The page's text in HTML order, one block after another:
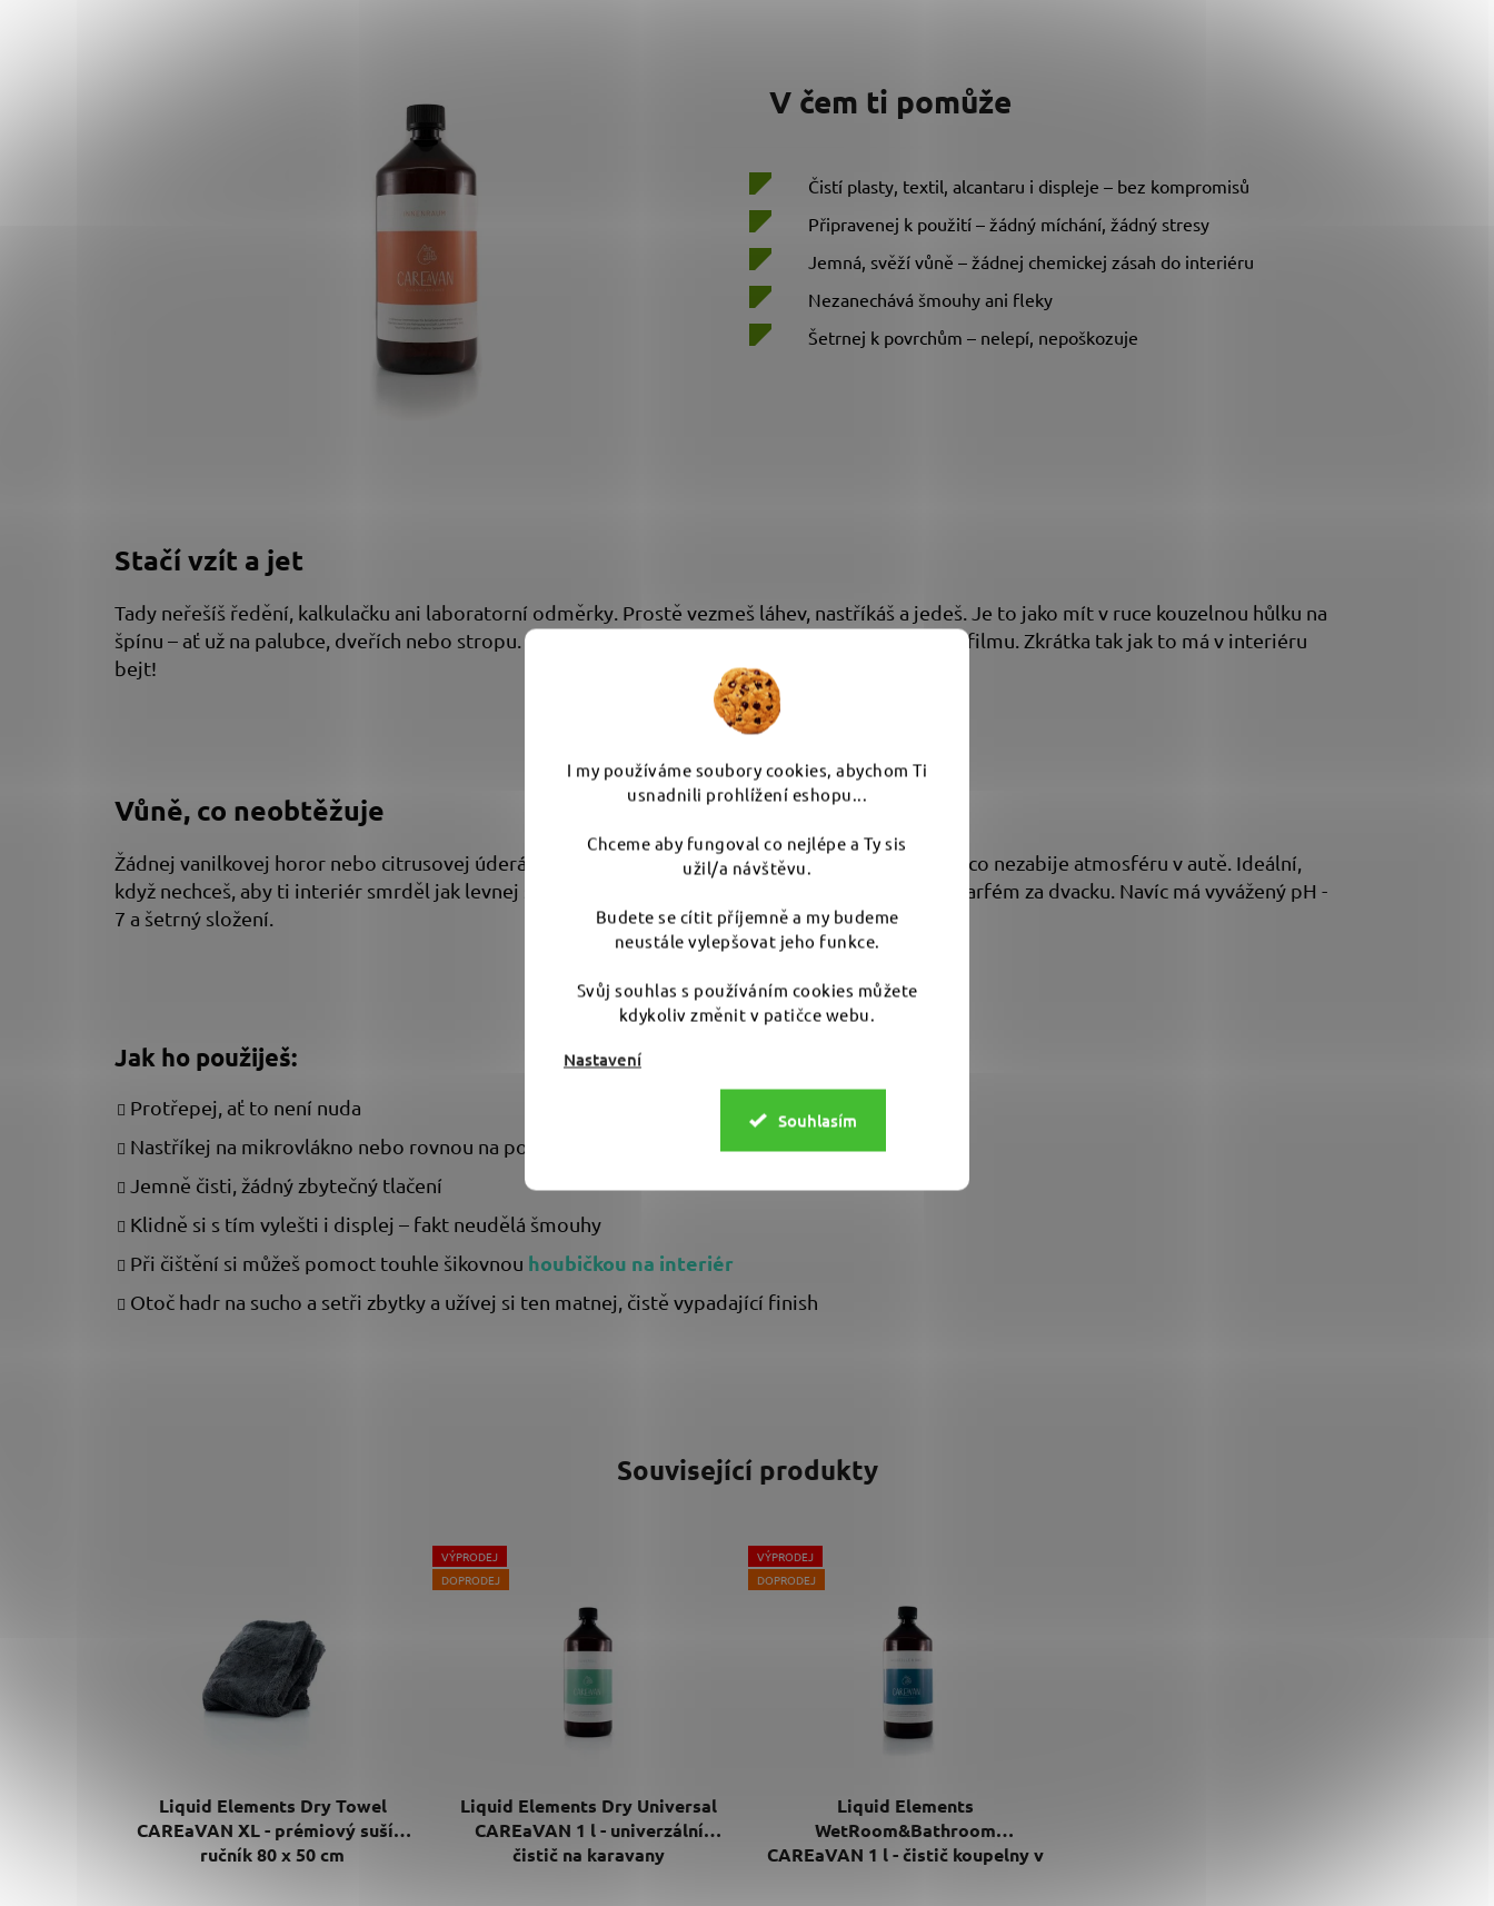
I my používáme soubory cookies, abychom Ti
usnadnili prohlížení eshopu...
Chceme aby fungoval co nejlépe a Ty sis
užil/a návštěvu.
Budete se cítit příjemně a my budeme
neustále vylepšovat jeho funkce.
Svůj souhlas s používáním cookies můžete
kdykoliv změnit v patičce webu.
Nastavení
Souhlasím
V čem ti pomůže
Čistí plasty, textil, alcantaru i displeje – bez kompromisů
Připravenej k použití – žádný míchání, žádný stresy
Jemná, svěží vůně – žádnej chemickej zásah do interiéru
Nezanechává šmouhy ani fleky
Šetrnej k povrchům – nelepí, nepoškozuje
Stačí vzít a jet
Tady neřešíš ředění, kalkulačku ani laboratorní odměrky. Prostě vezmeš láhev, nastříkáš a jedeš. Je to jako mít v ruce kouzelnou hůlku na
špínu – ať už na palubce, dveřích nebo stropu. Zanechá matnej, přirozenej vzhled bez mastnýho filmu. Zkrátka tak jak to má v interiéru
bejt!
Vůně, co neobtěžuje
Žádnej vanilkovej horor nebo citrusovej úderák. CAREAVAN Innenraum má jemnou, čistou vůni, co nezabije atmosféru v autě. Ideální,
když nechceš, aby ti interiér smrděl jak levnej stromeček. Čisto má bejt cítit decentně, ne jako parfém za dvacku. Navíc má vyvážený pH -
7 a šetrný složení.
Jak ho použiješ:
Protřepej, ať to není nuda
Nastříkej na mikrovlákno nebo rovnou na povrch
Jemně čisti, žádný zbytečný tlačení
Klidně si s tím vylešti i displej – fakt neudělá šmouhy
Při čištění si můžeš pomoct touhle šikovnou houbičkou na interiér
Otoč hadr na sucho a setři zbytky a užívej si ten matnej, čistě vypadající finish
Související produkty
Liquid Elements Dry Towel
CAREaVAN XL - prémiový sušící
ručník 80 x 50 cm
VÝPRODEJ
DOPRODEJ
Liquid Elements Dry Universal
CAREaVAN 1 l - univerzální
čistič na karavany
VÝPRODEJ
DOPRODEJ
Liquid Elements
WetRoom&Bathroom
CAREaVAN 1 l - čistič koupelny v